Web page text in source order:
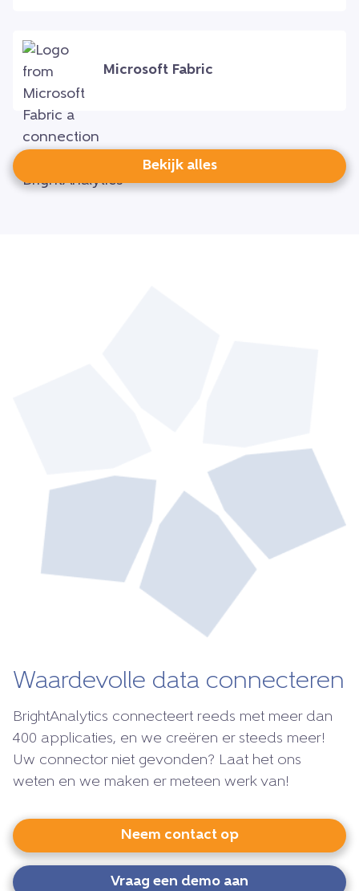
Microsoft Fabric
Bekijk alles
Waardevolle data connecteren
BrightAnalytics connecteert reeds met meer dan
400 applicaties, en we creëren er steeds meer!
Uw connector niet gevonden? Laat het ons
weten en we maken er meteen werk van!
Neem contact op
Vraag een demo aan